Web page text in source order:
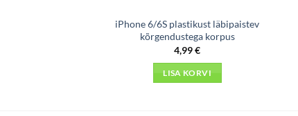
iPhone 6/6S plastikust läbipaistev
kõrgendustega korpus
4,99€
LISA KORVI